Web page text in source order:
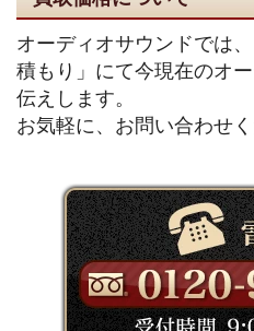
オーディオサウンドでは
積もり」にて今現在のオ
伝えします。
お気軽に、お問い合わせく